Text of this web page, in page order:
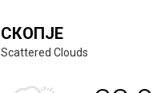
СКОПЈЕ
Scattered Clouds